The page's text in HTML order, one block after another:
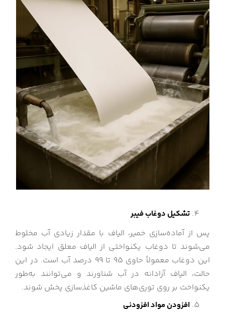
تشکیل دوغاب فیبر
پس از آماده‌سازی خمیر، الیاف با مقدار زیادی آب مخلوط
می‌شوند تا دوغاب یکنواختی از الیاف معلق ایجاد شود.
این دوغاب معمولاً حاوی ۹۵ تا ۹۹ درصد آب است. در این
حالت، الیاف آزادانه در آب شناورند و می‌توانند به‌طور
یکنواخت بر روی توری‌های ماشین کاغذسازی پخش شوند.
افزودن مواد افزودنی